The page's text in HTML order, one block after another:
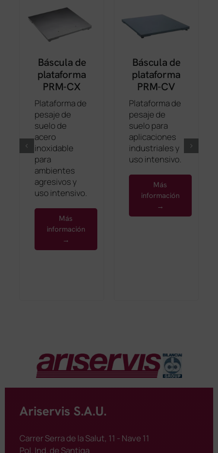
Báscula de
plataforma
PRM-CX
Plataforma de
pesaje de
suelo de
acero
inoxidable
para
ambientes
agresivos y
uso intensivo.
Más
información
→
Báscula de
plataforma
PRM-CV
Plataforma de
pesaje de
suelo para
aplicaciones
industriales y
uso intensivo.
Más
información
→
Ariservis S.A.U.
Carrer Serra de la Salut, 11 - Nave 11
Pol. Ind. de Santiga